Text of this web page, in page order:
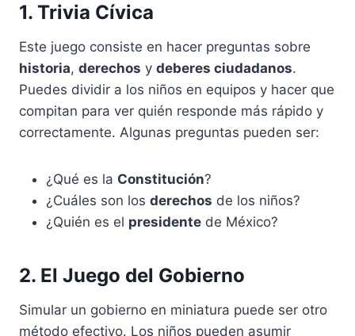
1. Trivia Cívica
Este juego consiste en hacer preguntas sobre
historia, derechos y deberes ciudadanos.
Puedes dividir a los niños en equipos y hacer que
compitan para ver quién responde más rápido y
correctamente. Algunas preguntas pueden ser:
¿Qué es la Constitución?
¿Cuáles son los derechos de los niños?
¿Quién es el presidente de México?
2. El Juego del Gobierno
Simular un gobierno en miniatura puede ser otro
método efectivo. Los niños pueden asumir